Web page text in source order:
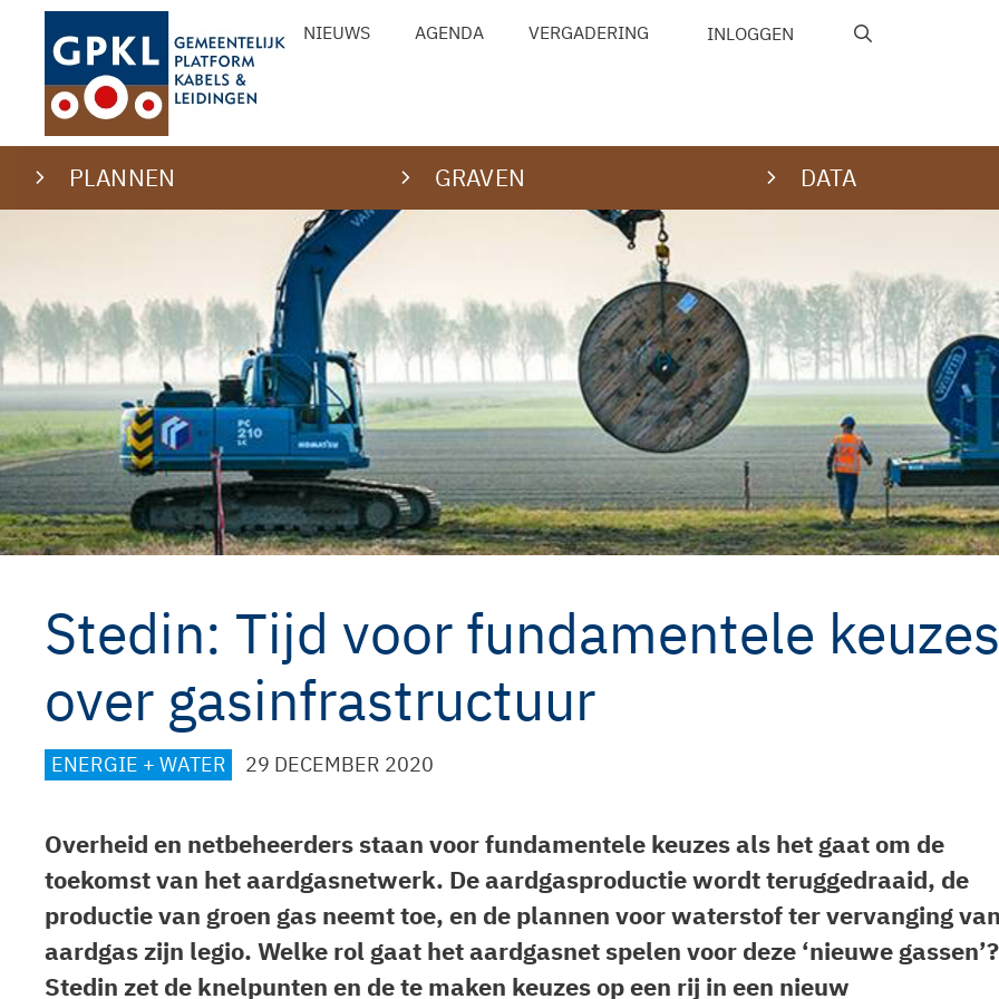
inhoud
NIEUWS AGENDA VERGADERING INLOGGEN
PLANNEN GRAVEN DATA
Stedin: Tijd voor fundamentele keuzes
over gasinfrastructuur
CATEGORIEËN
ENERGIE + WATER 29 DECEMBER 2020
Overheid en netbeheerders staan voor fundamentele keuzes als het gaat om de
toekomst van het aardgasnetwerk. De aardgasproductie wordt teruggedraaid, de
productie van groen gas neemt toe, en de plannen voor waterstof ter vervanging
aardgas zijn legio. Welke rol gaat het aardgasnet spelen voor deze ‘nieuwe gassen’?
Stedin zet de knelpunten en de te maken keuzes op een rij in een nieuw